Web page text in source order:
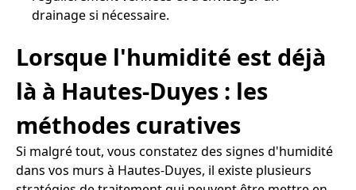
drainage si nécessaire.
Lorsque l'humidité est déjà
là à Hautes-Duyes : les
méthodes curatives
Si malgré tout, vous constatez des signes d'humidité
dans vos murs à Hautes-Duyes, il existe plusieurs